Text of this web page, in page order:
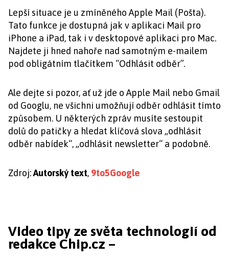
Lepší situace je u zmíněného Apple Mail (Pošta).
Tato funkce je dostupná jak v aplikaci Mail pro
iPhone a iPad, tak i v desktopové aplikaci pro Mac.
Najdete ji hned nahoře nad samotným e-mailem
pod obligátním tlačítkem “Odhlásit odběr”.
Ale dejte si pozor, ať už jde o Apple Mail nebo Gmail
od Googlu, ne všichni umožňují odběr odhlásit tímto
způsobem. U některých zpráv musíte sestoupit
dolů do patičky a hledat klíčová slova „odhlásit
odběr nabídek“, „odhlásit newsletter“ a podobně.
Zdroj:Autorský text, 9to5Google
Video tipy ze světa technologií od
redakce Chip.cz –